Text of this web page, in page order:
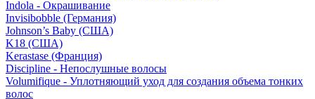
Indola - Окрашивание
Invisibobble (Германия)
Johnson’s Baby (США)
K18 (США)
Kerastase (Франция)
Discipline - Непослушные волосы
Volumifique - Уплотняющий уход для создания объема тонких
волос